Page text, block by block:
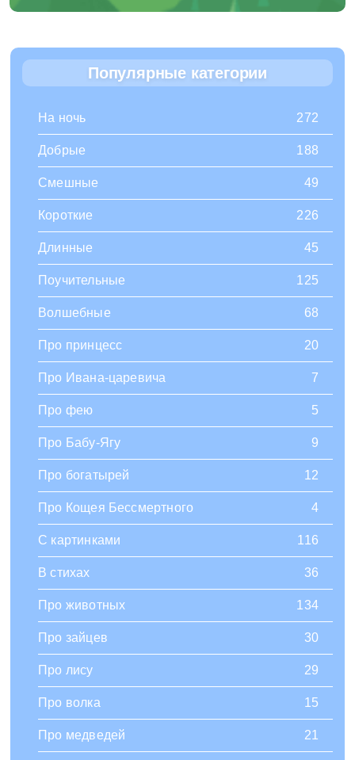
Популярные категории
На ночь 272
Добрые 188
Смешные 49
Короткие 226
Длинные 45
Поучительные 125
Волшебные 68
Про принцесс 20
Про Ивана-царевича 7
Про фею 5
Про Бабу-Ягу 9
Про богатырей 12
Про Кощея Бессмертного 4
С картинками 116
В стихах 36
Про животных 134
Про зайцев 30
Про лису 29
Про волка 15
Про медведей 21